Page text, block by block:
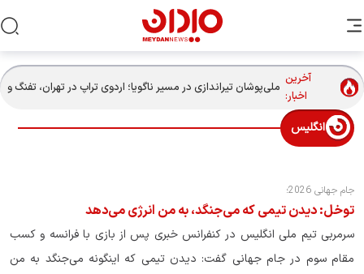
آخرین
اخبار:
ملی‌پوشان تیراندازی در مسیر ناگویا؛ اردوی تراپ در تهران، تفنگ و
انگلیس
جام جهانی 2026؛
توخل: دیدن تیمی که می‌جنگد، به من انرژی می‌دهد
سرمربی تیم ملی انگلیس در کنفرانس خبری پس از بازی با فرانسه و کسب
مقام سوم در جام جهانی گفت: دیدن تیمی که اینگونه می‌جنگد به من